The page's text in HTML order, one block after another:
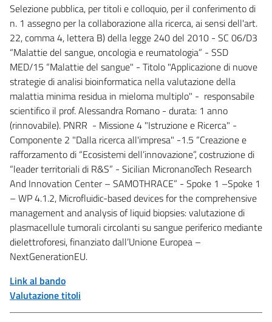
Selezione pubblica, per titoli e colloquio, per il conferimento di
n. 1 assegno per la collaborazione alla ricerca, ai sensi dell'art.
22, comma 4, lettera B) della legge 240 del 2010 - SC 06/D3
“Malattie del sangue, oncologia e reumatologia” - SSD
MED/15 “Malattie del sangue" - Titolo "Applicazione di nuove
strategie di analisi bioinformatica nella valutazione della
malattia minima residua in mieloma multiplo" - responsabile
scientifico il prof. Alessandra Romano - durata: 1 anno
(rinnovabile). PNRR - Missione 4 "Istruzione e Ricerca" -
Componente 2 "Dalla ricerca all'impresa" -1.5 “Creazione e
rafforzamento di “Ecosistemi dell’innovazione”, costruzione di
“leader territoriali di R&S” - Sicilian MicronanoTech Research
And Innovation Center – SAMOTHRACE” - Spoke 1 –Spoke 1
– WP 4.1.2, Microfluidic-based devices for the comprehensive
management and analysis of liquid biopsies: valutazione di
plasmacellule tumorali circolanti su sangue periferico mediante
dielettroforesi, finanziato dall’Unione Europea –
NextGenerationEU.
Link al bando
Valutazione titoli